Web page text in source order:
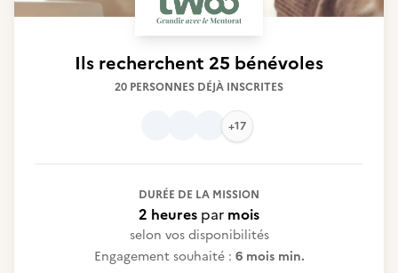
Ils recherchent 25 bénévoles
20 PERSONNES DÉJÀ INSCRITES
+17
DURÉE DE LA MISSION
2 heures par mois
selon vos disponibilités
Engagement souhaité : 6 mois min.